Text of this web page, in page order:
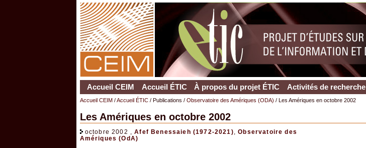
Accueil CEIM Accueil ÉTIC À propos du projet ÉTIC Activités de recherche
Accueil CEIM/Accueil ÉTIC/ Publications / Observatoire des Amériques (ODA) / Les Amériques en octobre 2002
Les Amériques en octobre 2002
octobre 2002 ,Afef Benessaieh (1972-2021) ,Observatoire des
Amériques (OdA)